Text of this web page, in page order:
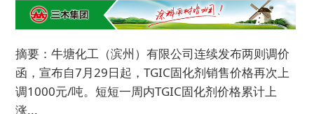
摘要：牛塘化工（滨州）有限公司连续发布两则调价
函，宣布自7月29日起，TGIC固化剂销售价格再次上
调1000元/吨。短短一周内TGIC固化剂价格累计上
涨...